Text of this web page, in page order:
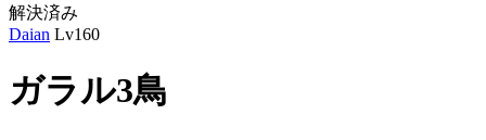
解決済み
Daian Lv160
ガラル3鳥